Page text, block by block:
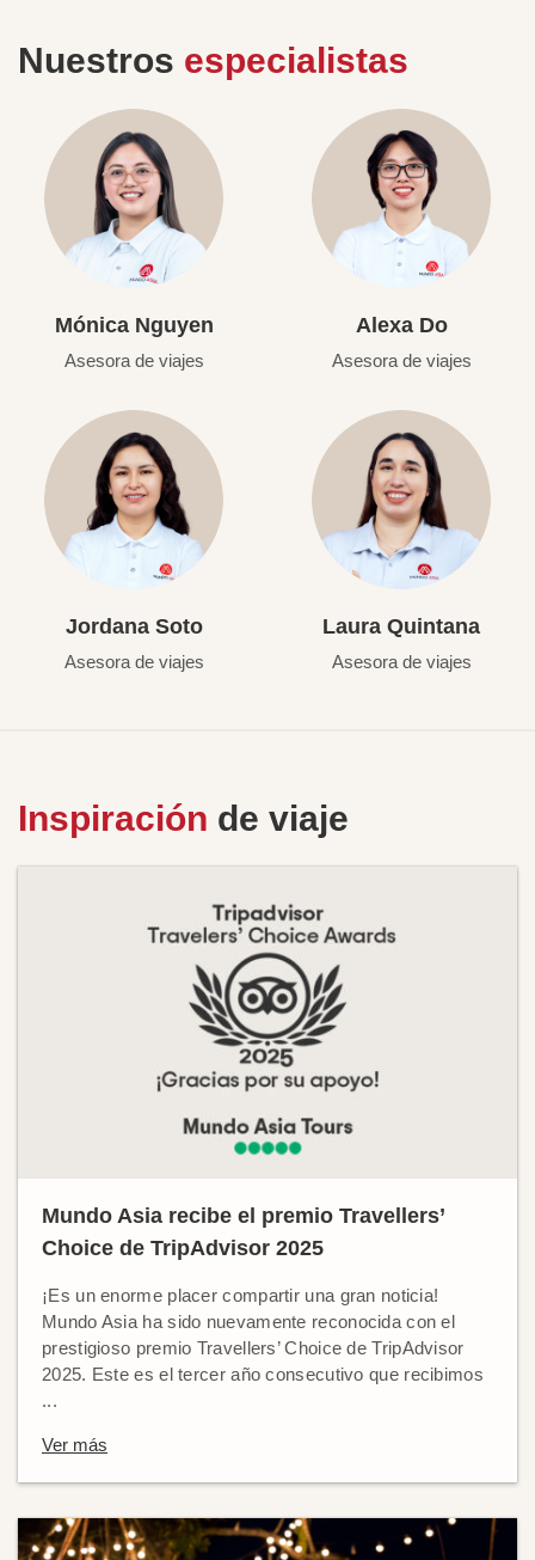
Nuestros especialistas
Mónica Nguyen
Asesora de viajes
Alexa Do
Asesora de viajes
Jordana Soto
Asesora de viajes
Laura Quintana
Asesora de viajes
Inspiración de viaje
Mundo Asia recibe el premio Travellers’
Choice de TripAdvisor 2025
¡Es un enorme placer compartir una gran noticia!
Mundo Asia ha sido nuevamente reconocida con el
prestigioso premio Travellers’ Choice de TripAdvisor
2025. Este es el tercer año consecutivo que recibimos
...
Ver más